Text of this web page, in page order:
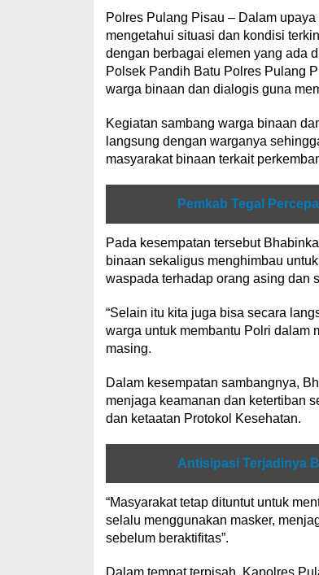
Polres Pulang Pisau – Dalam
mengetahui situasi dan kondisi
dengan berbagai elemen yang ada
Polsek Pandih Batu Polres Pulang
warga binaan dan dialogis guna
Kegiatan sambang warga binaan
langsung dengan warganya
masyarakat binaan terkait
Pemkab Tegal
Pada kesempatan tersebut
binaan sekaligus menghimbau
waspada terhadap orang asing dan
“Selain itu kita juga bisa secara
warga untuk membantu Polri dalam
masing.
Dalam kesempatan sambangnya,
menjaga keamanan dan ketertiban
dan ketaatan Protokol Kesehatan.
Antisipasi Terjadinya
“Masyarakat tetap dituntut untuk
selalu menggunakan masker,
sebelum beraktifitas”.
Dalam tempat terpisah, Kapolres